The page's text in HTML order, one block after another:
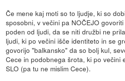
Če mene kaj moti so to ljudje, ki so
sposobni, v večini pa NOČEJO
poden od ljudi, da se niti družbi ne
ljudi, ki po večini išče identiteto in se
govorijo "balkansko" da so bolj kul,
Cece in podobnega šrota, ki po večini
SLO (pa tu ne mislim Cece).